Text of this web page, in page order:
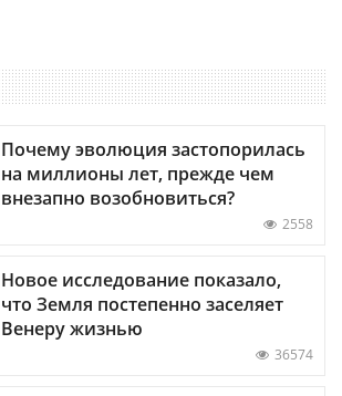
Почему эволюция застопорилась
на миллионы лет, прежде чем
внезапно возобновиться?
2558
Новое исследование показало,
что Земля постепенно заселяет
Венеру жизнью
36574